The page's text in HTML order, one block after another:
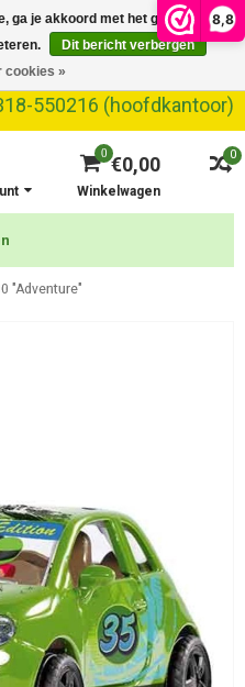
8,8
550216 (hoofdkantoor)
0
0 €0,00
Winkelwagen
"Adventure"
ga je akkoord met het gebruik van
Dit bericht verbergen
cookies »